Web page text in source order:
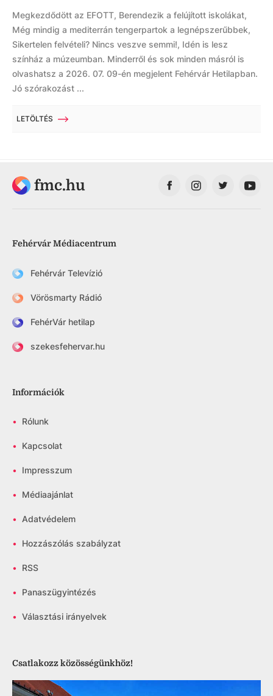
Megkezdődött az EFOTT, Berendezik a felújított iskolákat,
Még mindig a mediterrán tengerpartok a legnépszerűbbek,
Sikertelen felvételi? Nincs veszve semmi!, Idén is lesz
színház a múzeumban. Minderről és sok minden másról is
olvashatsz a 2026. 07. 09-én megjelent Fehérvár Hetilapban.
Jó szórakozást ...
LETÖLTÉS
fmc.hu
Fehérvár Médiacentrum
Fehérvár Televízió
Vörösmarty Rádió
FehérVár hetilap
szekesfehervar.hu
Információk
• Rólunk
• Kapcsolat
• Impresszum
• Médiaajánlat
• Adatvédelem
• Hozzászólás szabályzat
• RSS
• Panaszügyintézés
• Választási irányelvek
Csatlakozz közösségünkhöz!